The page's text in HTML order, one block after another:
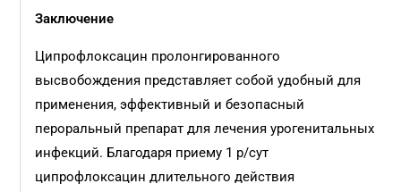
Заключение
Ципрофлоксацин пролонгированного
высвобождения представляет собой удобный для
применения, эффективный и безопасный
пероральный препарат для лечения урогенитальных
инфекций. Благодаря приему 1 р/сут
ципрофлоксацин длительного действия